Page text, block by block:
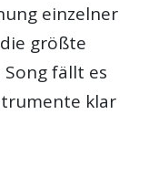
einzelner
größte
Song fällt es
klar